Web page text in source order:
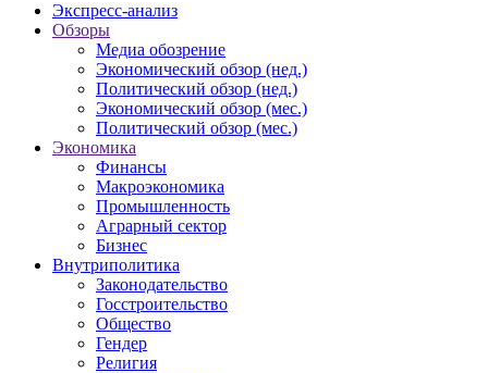
Экспресс-анализ
Обзоры
Медиа обозрение
Экономический обзор (нед.)
Политический обзор (нед.)
Экономический обзор (мес.)
Политический обзор (мес.)
Экономика
Финансы
Макроэкономика
Промышленность
Аграрный сектор
Бизнес
Внутриполитика
Законодательство
Госстроительство
Общество
Гендер
Религия